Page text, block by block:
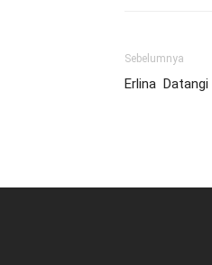
Sebelumnya
Erlina Datangi